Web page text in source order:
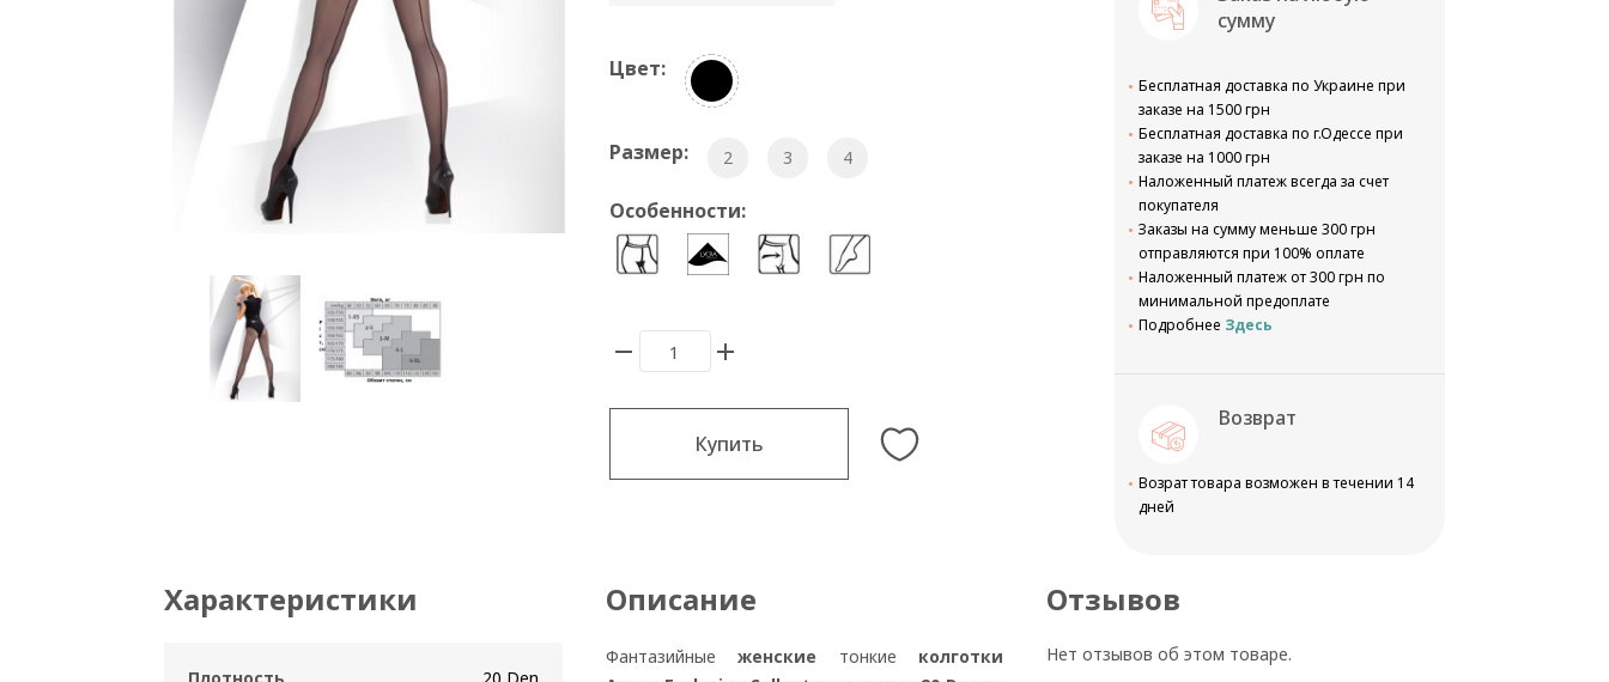
Цвет:
Размер: 2 3 4
Особенности:
Купить
сумму
Бесплатная доставка по Украине при
заказе на 1500 грн
Бесплатная доставка по г.Одессе при
заказе на 1000 грн
Наложенный платеж всегда за счет
покупателя
Заказы на сумму меньше 300 грн
отправляются при 100% оплате
Наложенный платеж от 300 грн по
минимальной предоплате
Подробнее Здесь
Возврат
Возрат товара возможен в течении 14
дней
Характеристики Описание
Фантазийныеженские тонкие колготки
Отзывов
Нет отзывов об этом товаре.